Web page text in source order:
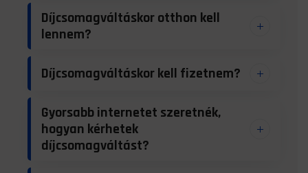
Díjcsomagváltáskor otthon kell
lennem?
Díjcsomagváltáskor kell fizetnem?
Gyorsabb internetet szeretnék,
hogyan kérhetek
díjcsomagváltást?